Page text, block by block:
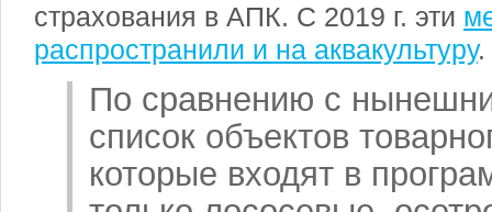
страхования в АПК. С 2019 г. эти
распространили и на аквакультуру.
По сравнению с
список объектов
которые входят в